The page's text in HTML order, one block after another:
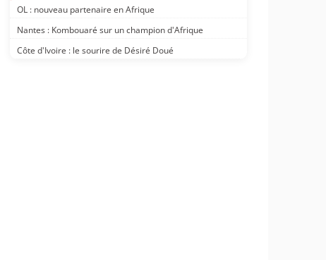
OL : nouveau partenaire en Afrique
Nantes : Kombouaré sur un champion d'Afrique
Côte d'Ivoire : le sourire de Désiré Doué